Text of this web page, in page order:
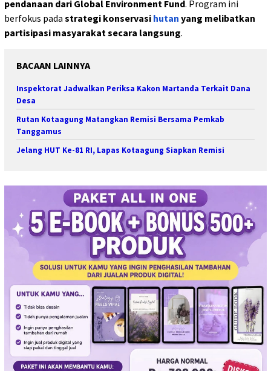
pendanaan dari Global Environment Fund. Program ini
berfokus pada strategi konservasi hutan yang melibatkan
partisipasi masyarakat secara langsung.
BACAAN LAINNYA
Inspektorat Jadwalkan Periksa Kakon Martanda Terkait Dana
Desa
Rutan Kotaagung Matangkan Remisi Bersama Pemkab
Tanggamus
Jelang HUT Ke-81 RI, Lapas Kotaagung Siapkan Remisi